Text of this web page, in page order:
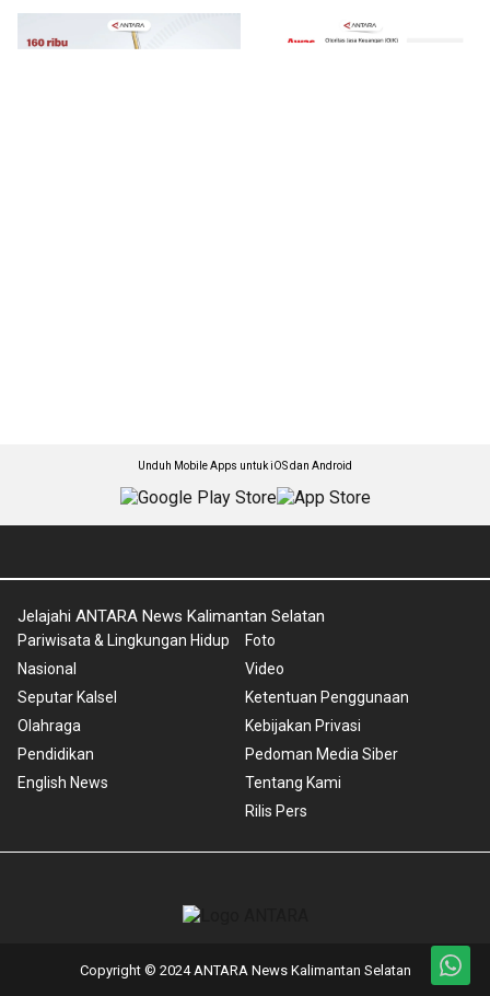
Unduh Mobile Apps untuk iOS dan Android
Jelajahi ANTARA News Kalimantan Selatan
Pariwisata & Lingkungan Hidup
Nasional
Seputar Kalsel
Olahraga
Pendidikan
English News
Foto
Video
Ketentuan Penggunaan
Kebijakan Privasi
Pedoman Media Siber
Tentang Kami
Rilis Pers
Copyright © 2024 ANTARA News Kalimantan Selatan